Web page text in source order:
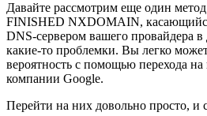
Давайте рассмотрим еще один
FINISHED NXDOMAIN,
DNS-сервером вашего провайдера
какие-то проблемки. Вы легко
вероятность с помощью перехода
компании Google.
Перейти на них довольно просто, и